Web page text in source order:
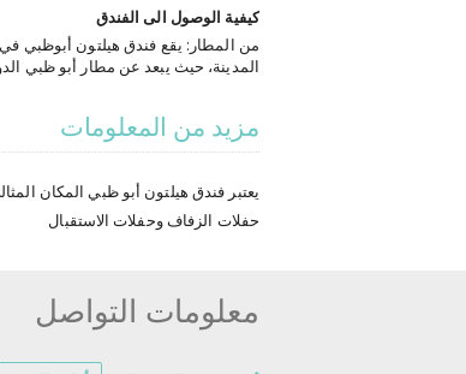
كيفية الوصول الى الفندق
من المطار: يقع فندق هيلتون أبوظبي
خدمات استئجار السيارات، والليموزين،
والحافلات.
مزيد من المعلومات
يعتبر فندق هيلتون أبو ظبي المكان
حفلات الزفاف وحفلات الاستقبال
معلومات التواصل